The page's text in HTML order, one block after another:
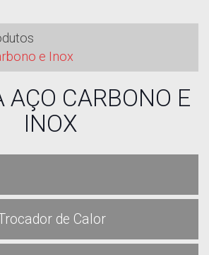
e Inox
AÇO CARBONO E
INOX
de Calor